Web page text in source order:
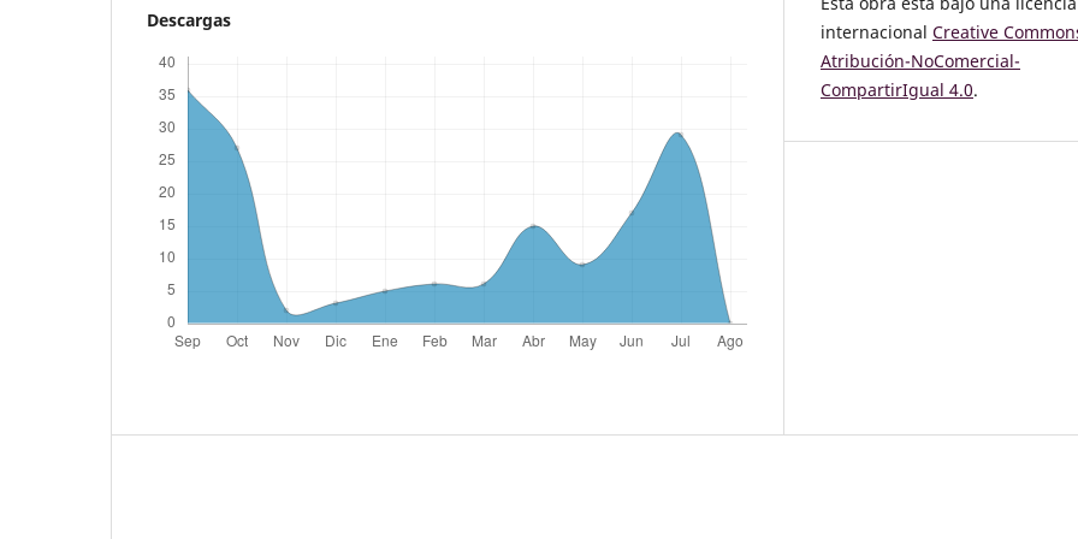
Descargas
internacional Creative
Atribución-NoComercial-
CompartirIgual 4.0.